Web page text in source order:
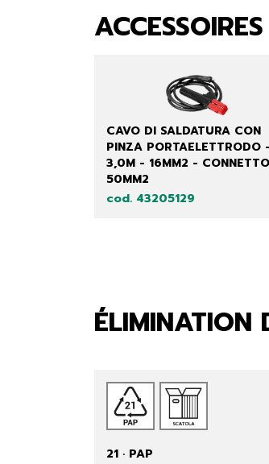
CAVO DI SALDATURA CON
PINZA PORTAELETTRODO -
3,0M - 16MM2 -
50MM2
cod. 43205129
ÉLIMINATION
21 · PAP